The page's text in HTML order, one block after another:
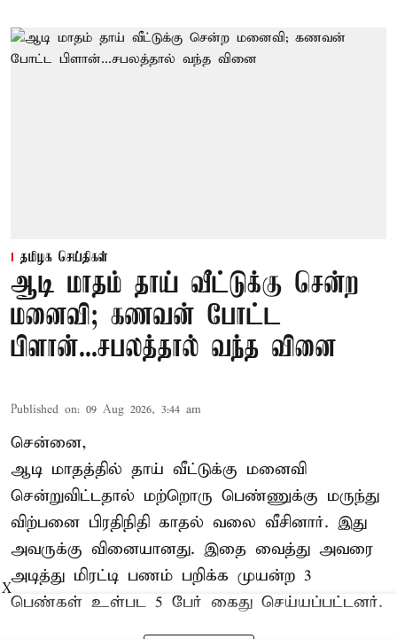
தமிழக செய்திகள்
ஆடி மாதம் தாய் வீட்டுக்கு சென்ற
மனைவி; கணவன் போட்ட
பிளான்...சபலத்தால் வந்த வினை
Published on: 09 Aug 2026, 3:44 am
சென்னை,
ஆடி மாதத்தில் தாய் வீட்டுக்கு மனைவி
சென்றுவிட்டதால் மற்றொரு பெண்ணுக்கு மருந்து
விற்பனை பிரதிநிதி காதல் வலை வீசினார். இது
அவருக்கு வினையானது. இதை வைத்து அவரை
அடித்து மிரட்டி பணம் பறிக்க முயன்ற 3
பெண்கள் உள்பட 5 பேர் கைது செய்யப்பட்டனர்.
X